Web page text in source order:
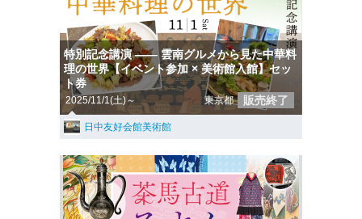
特別記念講演 ―― 雲南グルメから見た中華料
理の世界【イベント参加 × 美術館入館】セッ
ト券
2025/11/1(土)～ 東京都 販売終了
日中友好会館美術館